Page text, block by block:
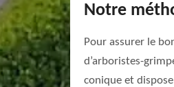
Notre
Pour assurer le
d’arboristes-
conique et